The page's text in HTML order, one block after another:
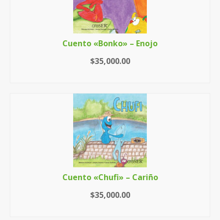
Cuento «Bonko» – Enojo
$35,000.00
Cuento «Chufi» – Cariño
$35,000.00